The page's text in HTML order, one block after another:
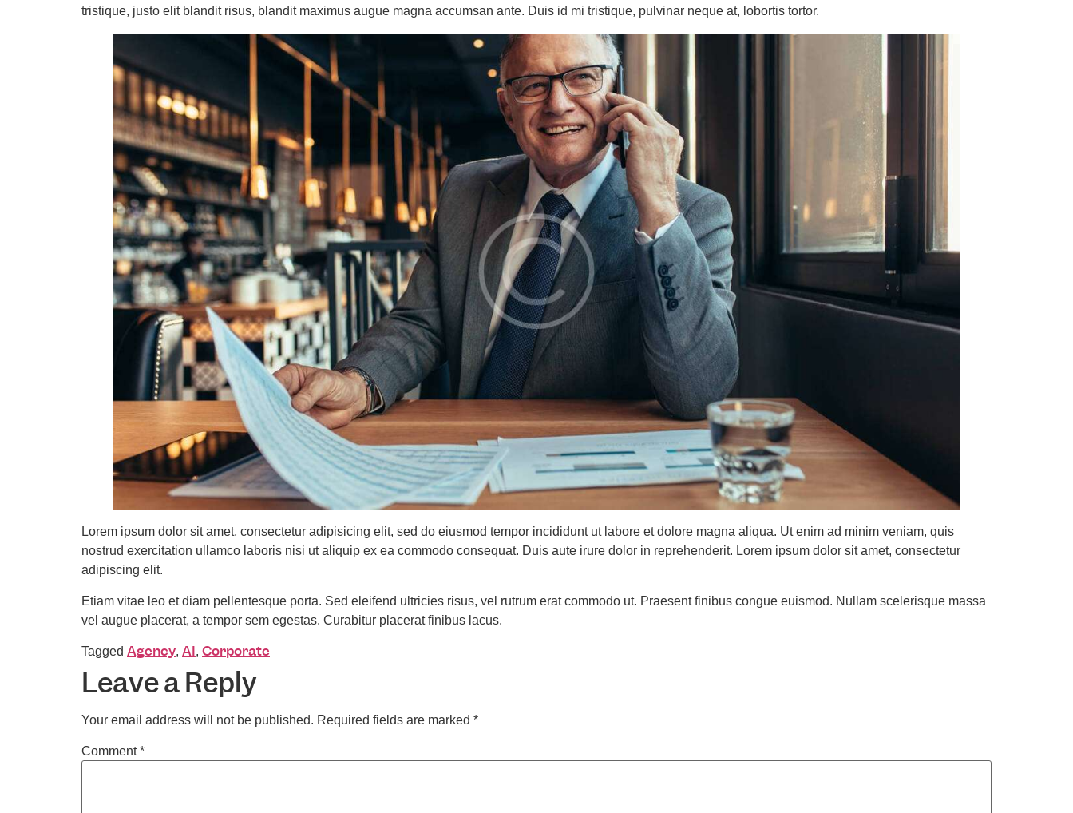
tristique, justo elit blandit risus, blandit maximus augue magna accumsan ante. Duis id mi tristique, pulvinar neque at, lobortis tortor.
Lorem ipsum dolor sit amet, consectetur adipisicing elit, sed do eiusmod tempor incididunt ut labore et dolore magna aliqua. Ut enim ad minim veniam, quis
nostrud exercitation ullamco laboris nisi ut aliquip ex ea commodo consequat. Duis aute irure dolor in reprehenderit. Lorem ipsum dolor sit amet, consectetur
adipiscing elit.
Etiam vitae leo et diam pellentesque porta. Sed eleifend ultricies risus, vel rutrum erat commodo ut. Praesent finibus congue euismod. Nullam scelerisque massa
vel augue placerat, a tempor sem egestas. Curabitur placerat finibus lacus.
Tagged Agency, AI, Corporate
Leave a Reply
Your email address will not be published. Required fields are marked *
Comment*